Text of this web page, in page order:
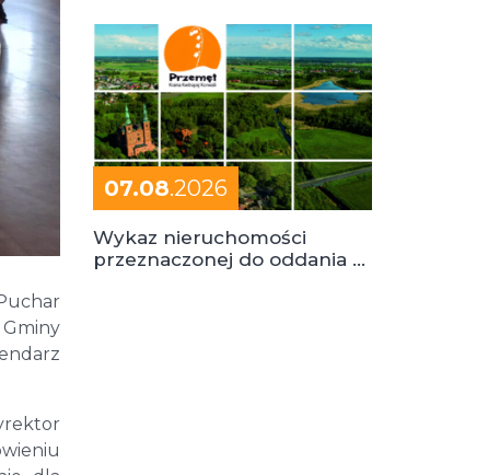
07.08.2026
Wykaz nieruchomości
przeznaczonej do oddania w